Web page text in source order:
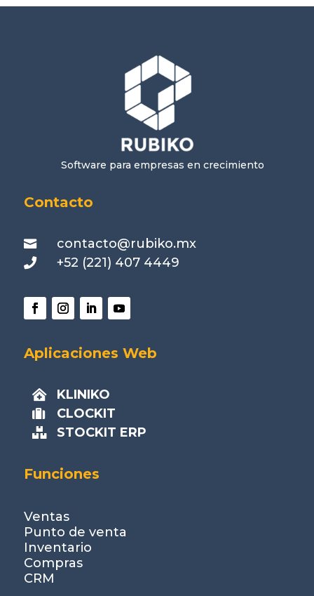
Software para empresas en crecimiento
Contacto
 contacto@rubiko.mx
 +52 (221) 407 4449
Aplicaciones Web
 KLINIKO
 CLOCKIT
 STOCKIT ERP
Funciones
Ventas
Punto de venta
Inventario
Compras
CRM